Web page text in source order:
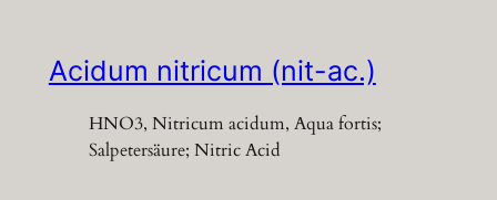
Acidum nitricum (nit-ac.)
HNO3, Nitricum acidum, Aqua fortis;
Salpetersäure; Nitric Acid